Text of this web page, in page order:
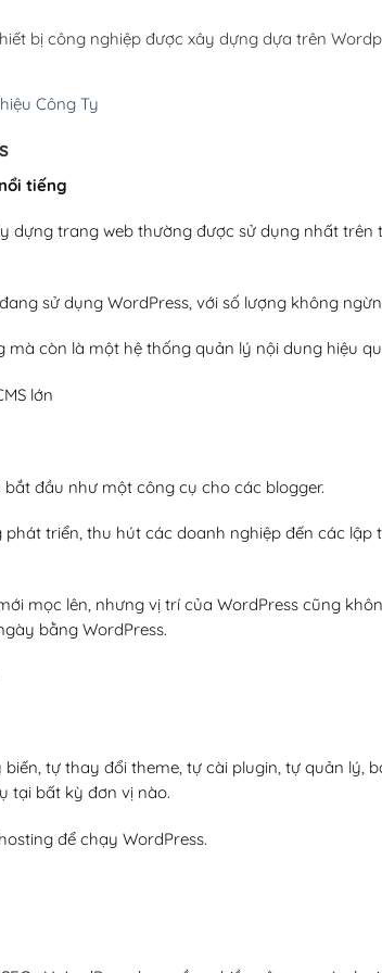
bị công nghiệp được xây dựng dựa trên
Công Ty
tiếng
dựng trang web thường được sử dụng nhất trên
sử dụng WordPress, với số lượng không
còn là một hệ thống quản lý nội dung hiệu
lớn
đầu như một công cụ cho các blogger.
triển, thu hút các doanh nghiệp đến các lập
mọc lên, nhưng vị trí của WordPress cũng
bằng WordPress.
tự thay đổi theme, tự cài plugin, tự quản lý,
tại bất kỳ đơn vị nào.
để chạy WordPress.